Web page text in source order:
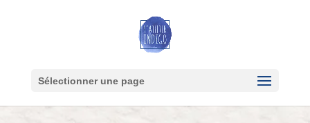
Sélectionner une page